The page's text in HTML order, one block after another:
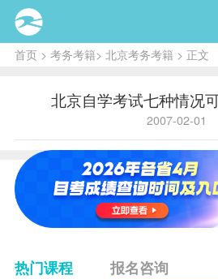
首页> 考务考籍> 北京考务考籍 > 正文
北京自学考试七种情况
2007-02-01
热门课程 报名咨询